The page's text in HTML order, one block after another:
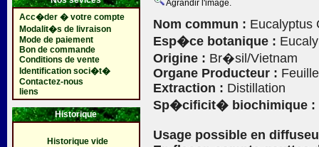
Acc�der � votre compte
Modalit�s de livraison
Mode de paiement
Bon de commande
Conditions de vente
Identification soci�t�
Contactez-nous
liens
Historique
Historique vide
Agrandir l'image.
Nom commun :
Esp�ce botanique :
Origine : Br�sil/Vietnam
Organe Producteur :
Extraction : Distillation
Sp�cificit� biochimique :
Usage possible en